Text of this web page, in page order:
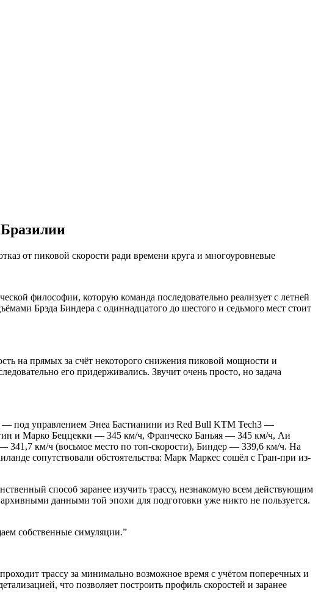
от пиковой скорости ради времени круга и многоуровневые
философии, которую команда последовательно реализует с летней
Брэда Биндера с одиннадцатого до шестого и седьмого мест стоит
на прямых за счёт некоторого снижения пиковой мощности и
его придерживались. Звучит очень просто, но задача
— под управлением Энеа Бастианини из Red Bull KTM Tech3 —
и Марко Беццекки — 345 км/ч, Франческо Баньяя — 345 км/ч, Аи
км/ч (восьмое место по топ-скорости), Биндер — 339,6 км/ч. На
сопутствовали обстоятельства: Марк Маркес сошёл с Гран-при из-
способ заранее изучить трассу, незнакомую всем действующим
данными той эпохи для подготовки уже никто не пользуется.
собственные симуляции.”
трассу за минимально возможное время с учётом поперечных и
что позволяет построить профиль скоростей и заранее